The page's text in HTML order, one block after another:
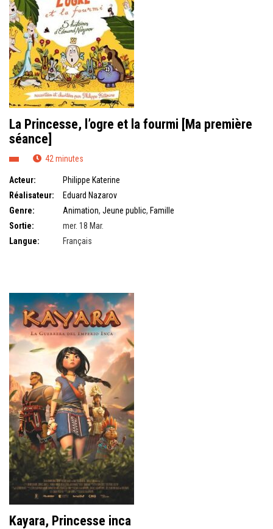
La Princesse, l’ogre et la fourmi [Ma première
séance]
42 minutes
Acteur:
Philippe Katerine
Réalisateur:
Eduard Nazarov
Genre:
Animation, Jeune public, Famille
Sortie:
mer. 18 Mar.
Langue:
Français
Kayara, Princesse inca